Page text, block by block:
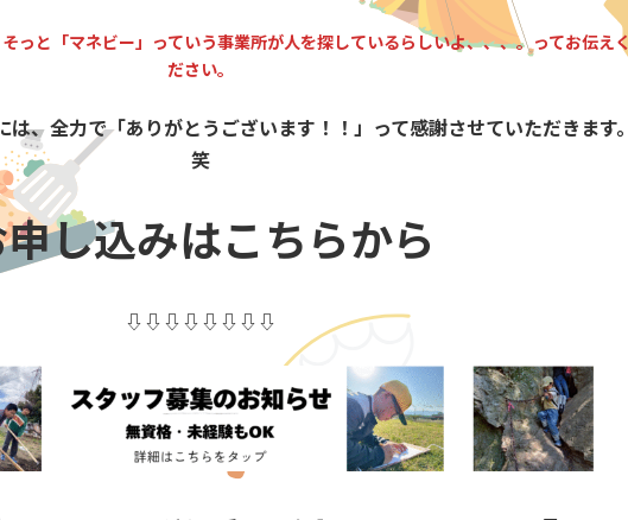
っと「マネビー」っていう事業所が人を探しているらしいよ、、、。ってお伝えく
ださい。
、全力で「ありがとうございます！！」って感謝させていただきます。
笑
申し込みはこちらから
⇩⇩⇩⇩⇩⇩⇩⇩